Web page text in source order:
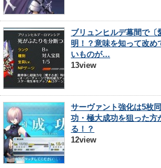
ブリュンヒルデ幕間で〔
明！？意味を知って改め
いものが…
13view
サーヴァント強化は5枚
功・極大成功を狙った方
る！？
12view